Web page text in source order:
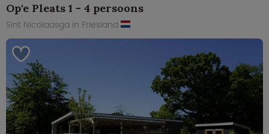
Op'e Pleats 1 - 4 persoons
Sint Nicolaasga in Friesland